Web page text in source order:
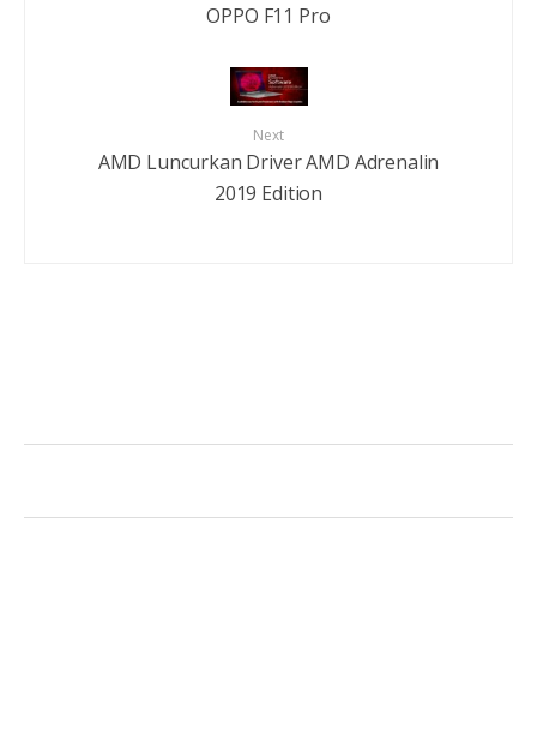
OPPO F11 Pro
Next
AMD Luncurkan Driver AMD Adrenalin
2019 Edition